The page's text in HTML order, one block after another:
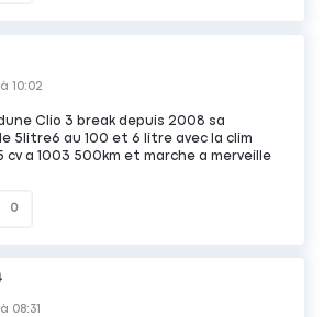
à10:02
Clio 3 break depuis 2008 sa
5litre6 au 100 et 6 litre avec la clim
a 1003 500km et marche a merveille
0
à 08:31